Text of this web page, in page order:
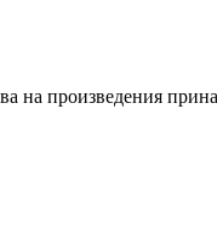
на произведения